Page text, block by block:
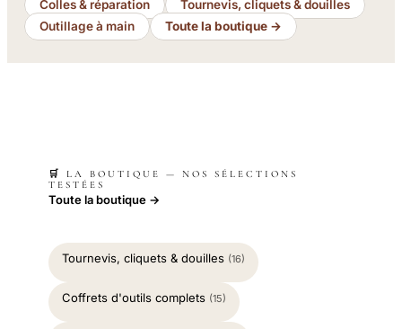
Colles & réparation
Tournevis, cliquets & douilles
Outillage à main
Toute la boutique →
🛒 LA BOUTIQUE — NOS SÉLECTIONS
TESTÉES
Toute la boutique →
Tournevis, cliquets & douilles (16)
Coffrets d'outils complets (15)